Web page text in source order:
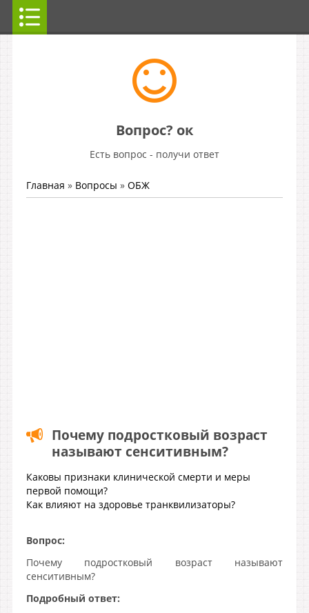
Вопрос? ок
Есть вопрос - получи ответ
Главная » Вопросы » ОБЖ
Почему подростковый возраст
называют сенситивным?
Каковы признаки клинической смерти и меры
первой помощи?
Как влияют на здоровье транквилизаторы?
Вопрос:
Почему подростковый возраст называют
сенситивным?
Подробный ответ: